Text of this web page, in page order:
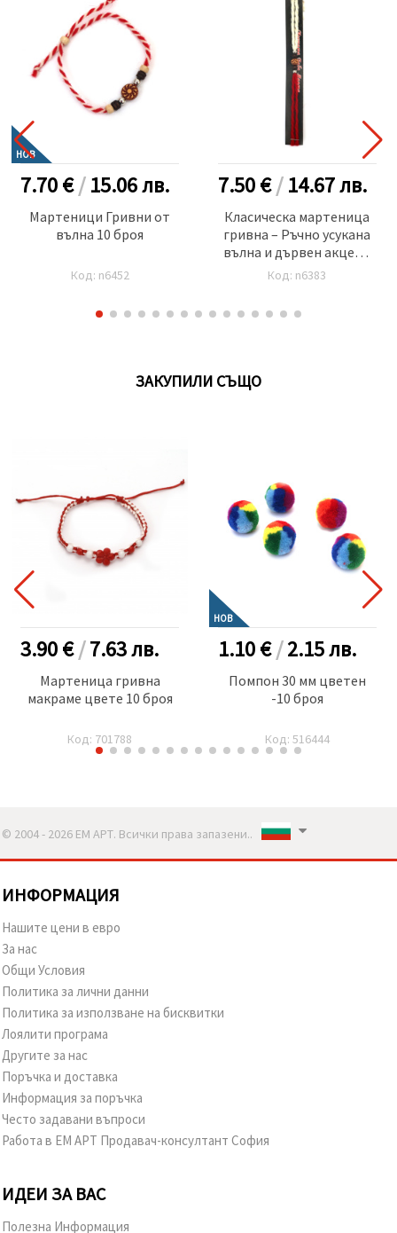
НОВ
7.70 €/15.06лв.
Мартеници Гривни от
вълна 10 броя
Код: n6452
7.50 €/14.67лв.
Класическа мартеница
гривна – Ръчно усукана
вълна и дървен акцент
-10 броя
Код: n6383
ЗАКУПИЛИ СЪЩО
3.90 €/7.63лв.
Мартеница гривна
макраме цвете 10 броя
Код: 701788
НОВ
1.10 €/2.15лв.
Помпон 30 мм цветен
-10 броя
Код: 516444
© 2004 - 2026 ЕМ АРТ. Всички права запазени..
ИНФОРМАЦИЯ
Нашите цени в евро
За нас
Общи Условия
Политика за лични данни
Политика за използване на бисквитки
Лоялити програма
Другите за нас
Поръчка и доставка
Информация за поръчка
Често задавани въпроси
Работа в ЕМ АРТ Продавач-консултант София
ИДЕИ ЗА ВАС
Полезна Информация